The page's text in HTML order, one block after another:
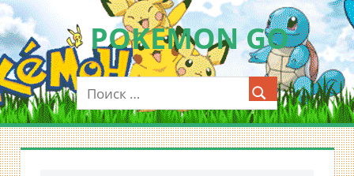
Перейти
к
содержимомуPOKEMON GO
Мобильное
приложение
для
ловли